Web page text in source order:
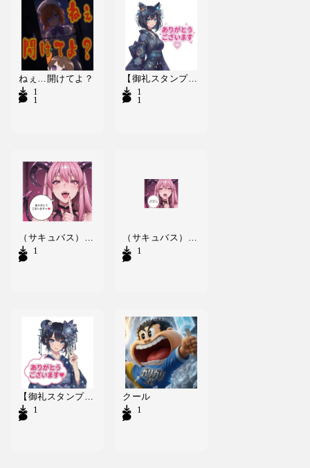
ねぇ…開けてよ？
1
16
【御礼スタンプ】愚麗洲667らぴこ
1
1
（サキュバス）ありがとうございますっ💖
1
（サキュバス）ありがとうございますっ！
1
【御礼スタンプ】牧氏麻つんぱG5
1
クール
1